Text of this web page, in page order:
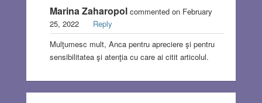
Marina Zaharopolcommented on February
25, 2022
Reply
Mulţumesc mult, Anca pentru apreciere şi pentru
sensibilitatea şi atenţia cu care ai citit articolul.